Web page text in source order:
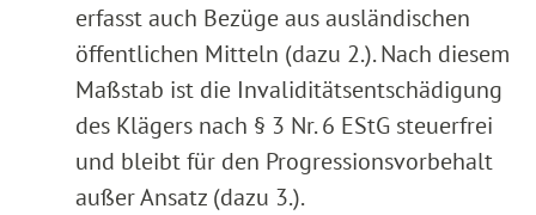
erfasst auch Bezüge aus ausländischen
öffentlichen Mitteln (dazu 2.). Nach diesem
Maßstab ist die Invaliditätsentschädigung
des Klägers nach § 3 Nr. 6 EStG steuerfrei
und bleibt für den Progressionsvorbehalt
außer Ansatz (dazu 3.).